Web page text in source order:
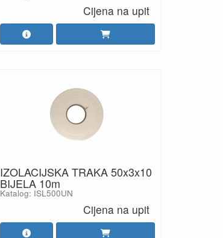
Cijena na upit
IZOLACIJSKA TRAKA 50x3x10
BIJELA 10m
Katalog: ISL500UN
Cijena na upit